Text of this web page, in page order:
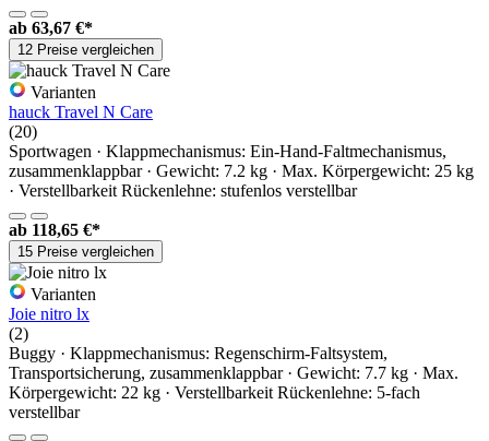
ab 63,67 €*
12 Preise vergleichen
Varianten
hauck Travel N Care
(20)
Sportwagen · Klappmechanismus: Ein-Hand-Faltmechanismus,
zusammenklappbar · Gewicht: 7.2 kg · Max. Körpergewicht: 25 kg
· Verstellbarkeit Rückenlehne: stufenlos verstellbar
ab 118,65 €*
15 Preise vergleichen
Varianten
Joie nitro lx
(2)
Buggy · Klappmechanismus: Regenschirm-Faltsystem,
Transportsicherung, zusammenklappbar · Gewicht: 7.7 kg · Max.
Körpergewicht: 22 kg · Verstellbarkeit Rückenlehne: 5-fach
verstellbar